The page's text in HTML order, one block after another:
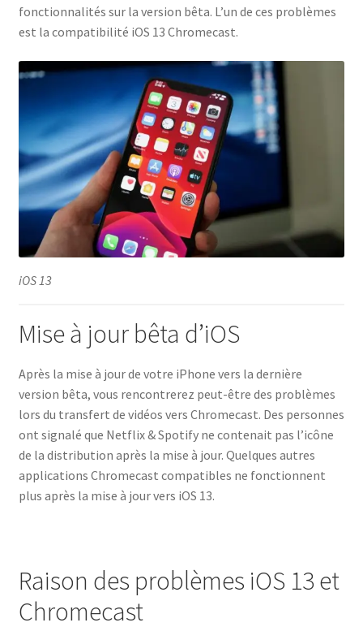
fonctionnalités sur la version bêta. L’un de ces problèmes
est la compatibilité iOS 13 Chromecast.
iOS 13
Mise à jour bêta d’iOS
Après la mise à jour de votre iPhone vers la dernière
version bêta, vous rencontrerez peut-être des problèmes
lors du transfert de vidéos vers Chromecast. Des personnes
ont signalé que Netflix & Spotify ne contenait pas l’icône
de la distribution après la mise à jour. Quelques autres
applications Chromecast compatibles ne fonctionnent
plus après la mise à jour vers iOS 13.
Raison des problèmes iOS 13 et
Chromecast